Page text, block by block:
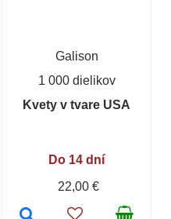
Galison
1 000 dielikov
Kvety v tvare USA
Do 14 dní
22,00 €